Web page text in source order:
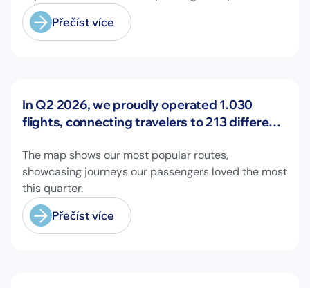
on longer-range missions!
Přečíst více
Novinky
In Q2 2026, we proudly operated 1.030
flights, connecting travelers to 213 different
The map shows our most popular routes,
showcasing journeys our passengers loved the most
this quarter.
Přečíst více